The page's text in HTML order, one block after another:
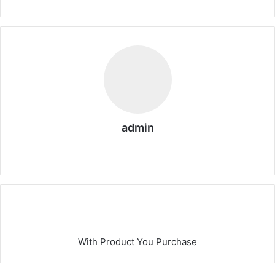
admin
sit
With Product You Purchase